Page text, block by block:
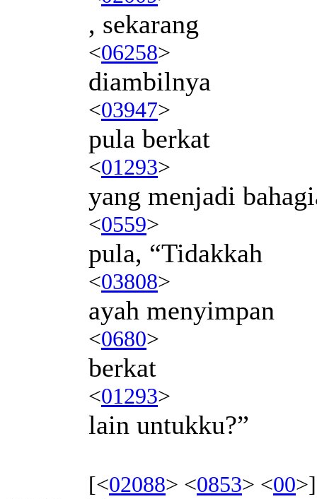
, sekarang
<06258>
diambilnya
<03947>
pula berkat
<01293>
yang menjadi
<0559>
pula, “Tidakkah
<03808>
ayah menyimpan
<0680>
berkat
<01293>
lain untukku?”
[<02088> <0853> <00>]